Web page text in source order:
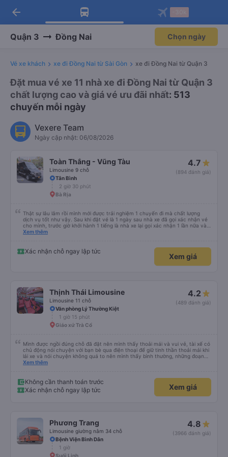
Tải app Vexere ngay!
Nhận ưu đãi thành viên độc
Mở app
Tải app Vexere
-30k/ghế khi đặt vé máy bay qua
Mở app
arrow_back
Quận 3 Đồng Nai Chọn ngày
Vé xe khách xe đi Đồng Nai từ Sài Gòn xe đi Đồng Nai từ Quận 3
Đặt mua vé xe 11 nhà xe đi Đồng Nai từ Quận 3
chất lượng cao và giá vé ưu đãi nhất: 513
chuyến mỗi ngày
Vexere Team
Ngày cập nhật: 06/08/2026
Toàn Thắng - Vũng Tàu
Limousine 9 chỗ
4.7
(894 đánh giá)
Tân Bình
2 giờ 30 phút
Bà Rịa
Thật sự lâu lắm rồi mình mới được trải nghiệm 1 chuyến đi mà chất lượng
dịch vụ tốt như vậy. Sau khi đặt vé là 1 ngày sau nhà xe đã gọi xác nhận vé
cho mình, trước giờ khởi hành 1 tiếng là nhà xe lại gọi xác nhận 1 lần nữa và
cung cấp số đt của bác tài và số xe. Dịch vụ tốt, xe sạch sẽ và bác tài chạy
Xem thêm
Xác nhận chỗ ngay lập tức
Xem giá
Thịnh Thái Limousine
Limousine 11 chỗ
4.2
(489 đánh giá)
Văn phòng Lý Thường Kiệt
1 giờ 15 phút
Giáo xứ Trà Cổ
Mình được ngồi đúng chỗ đã đặt nên mình thấy thoải mái và vui vẻ, tài xế có
chủ động nói chuyện với bạn bè qua điện thoại để giữ tinh thần thoải mái khi
lái xe và nói chuyện không quá to nên mình thấy bình thường, những đoạn
cần tập trung như vào đường đèo thì tài xế ngừng lại để tập trung. Tài xế
sạch, thoải mái không mùi nhiều.
Xem thêm
Không cần thanh toán trước
Xác nhận chỗ ngay lập tức
Xem giá
Phương Trang
Limousine giường nằm 34 chỗ
4.8
(3966 đánh giá)
Bệnh Viện Bình Dân
1 giờ
Suối Linh